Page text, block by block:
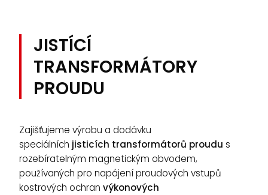
JISTÍCÍ
TRANSFORMÁTORY
PROUDU
Zajišťujeme výrobu a dodávku
speciálních jisticích transformátorů proudu s
rozebíratelným magnetickým obvodem,
používaných pro napájení proudových vstupů
kostrových ochran výkonových